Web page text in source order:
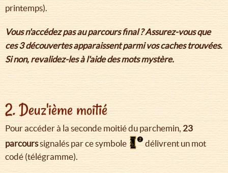
printemps).
Vous n'accédez pas au parcours final ? Assurez-vous que
ces 3 découvertes apparaissent parmi vos caches trouvées.
Si non, revalidez-les à l'aide des mots mystère.
2. Deuz'ième moitié
Pour accéder à la seconde moitié du parchemin, 23
parcourssignalés par ce symbole
délivrent un mot
codé (télégramme).